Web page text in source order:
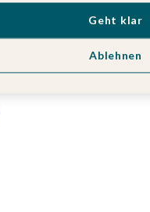
Ablehnen
Geht klar